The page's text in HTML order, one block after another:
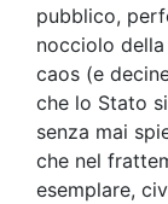
pubblico,
nocciolo
caos (e
che lo Stato
senza mai
che nel
esemplare,